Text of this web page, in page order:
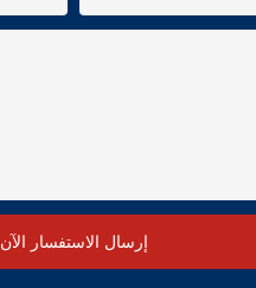
إرسال الاستفسار الآن